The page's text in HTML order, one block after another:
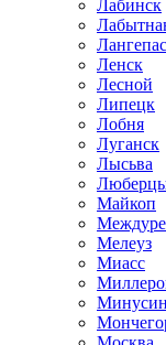
Лабинск
Лангепас
Ленск
Лесной
Липецк
Лобня
Луганск
Лысьва
Майкоп
Мелеуз
Миасс